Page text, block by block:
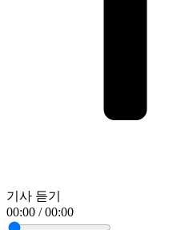
기사 듣기
00:00 / 00:00